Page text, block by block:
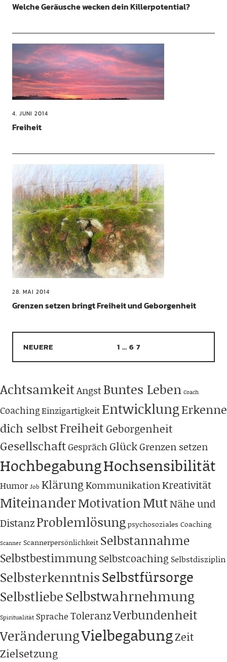
Welche Geräusche wecken dein Killerpotential?
4. JUNI 2014
Freiheit
28. MAI 2014
Grenzen setzen bringt Freiheit und Geborgenheit
NEUERE 1 … 6 7
AchtsamkeitAngstBuntes Leben Coach
CoachingEinzigartigkeit EntwicklungErkenne
dich selbstFreiheit Geborgenheit
GesellschaftGespräch GlückGrenzen setzen
HochbegabungHochsensibilität
Humor Job KlärungKommunikationKreativität
MiteinanderMotivationMutNähe und
DistanzProblemlösungpsychosoziales Coaching
Scanner Scannerpersönlichkeit Selbstannahme
Selbstbestimmung Selbstcoaching Selbstdisziplin
SelbsterkenntnisSelbstfürsorge
SelbstliebeSelbstwahrnehmung
Spiritualität Sprache ToleranzVerbundenheit
VeränderungVielbegabungZeit
Zielsetzung